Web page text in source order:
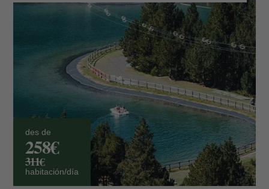
des de
258€
311€
habitación/día